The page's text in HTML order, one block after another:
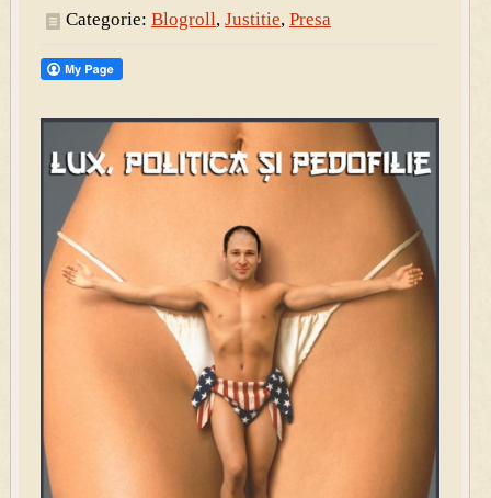
Categorie: Blogroll, Justitie, Presa